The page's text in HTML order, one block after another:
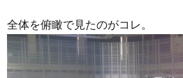
全体を俯瞰で見たのがコレ。